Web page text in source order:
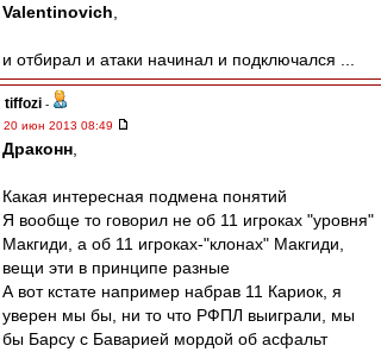
Valentinovich
и отбирал и атаки начинал и подключался ...
tiffozi -
20 июн 2013 08:49
Драконн
Какая интересная подмена понятий
Я вообще то говорил не об 11 игроках "уровня"
Макгиди, а об 11 игроках-"клонах" Макгиди,
вещи эти в принципе разные
А вот кстате например набрав 11 Кариок, я
уверен мы бы, ни то что РФПЛ выиграли, мы
бы Барсу с Баварией мордой об асфальт